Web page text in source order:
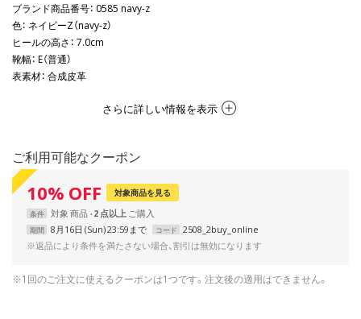
ブランド商品番号： 0585 navy-z
色： ネイビーZ（navy-z）
ヒールの高さ ： 7.0cm
靴幅： E（普通）
表素材： 合成皮革
さらに詳しい情報を表示
ご利用可能なクーポン
10% OFF 対象商品を見る
条件 対象商品 2 点以上
期間 8月16日 (Sun) 23:59まで コード
2508_2buy_online
※返品により条件を満たさない場合、割引は無効になります
※1回のご注文に使えるクーポンは1つです。注文後の適用はできません。